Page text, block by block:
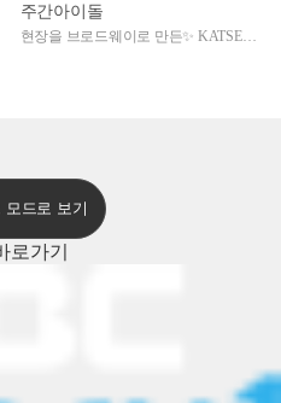
주간아이돌
현장을 브로드웨이로 만든✨ KATSEYE
모드로 보기
로가기